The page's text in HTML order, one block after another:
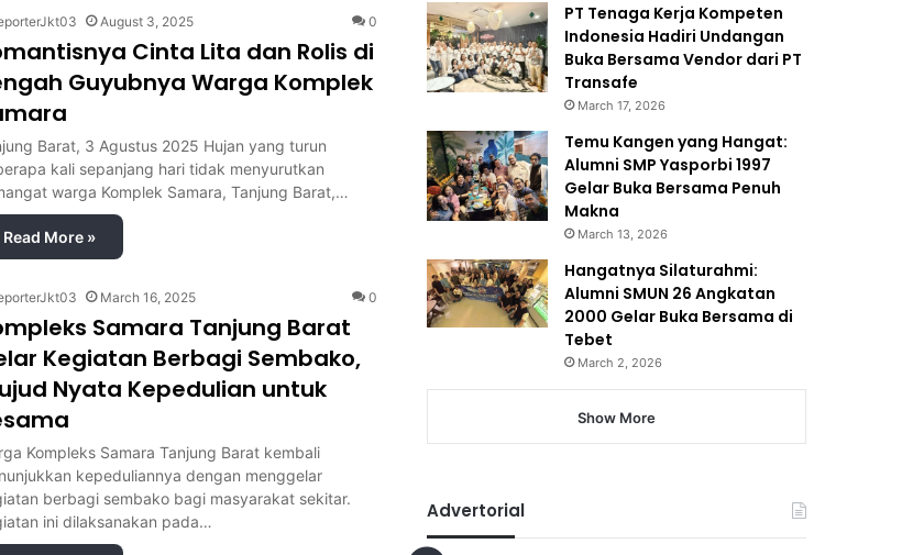
August 3, 2025 0
Cinta Lita dan Rolis di
Guyubnya Warga Komplek
Barat, 3 Agustus 2025 Hujan yang turun
kali sepanjang hari tidak menyurutkan
warga Komplek Samara, Tanjung Barat,…
Read More »
March 16, 2025 0
Samara Tanjung Barat
Kegiatan Berbagi Sembako,
Nyata Kepedulian untuk
Kompleks Samara Tanjung Barat kembali
kepeduliannya dengan menggelar
berbagi sembako bagi masyarakat sekitar.
ini dilaksanakan pada…
PT Tenaga Kerja Kompeten
Indonesia Hadiri Undangan
Buka Bersama Vendor dari PT
Transafe
March 17, 2026
Temu Kangen yang Hangat:
Alumni SMP Yasporbi 1997
Gelar Buka Bersama Penuh
Makna
March 13, 2026
Hangatnya Silaturahmi:
Alumni SMUN 26 Angkatan
2000 Gelar Buka Bersama di
Tebet
March 2, 2026
Show More
Advertorial